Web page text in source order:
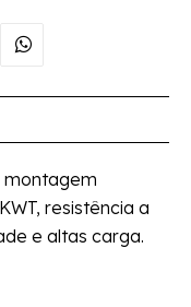
montagem
resistência a
e altas carga.